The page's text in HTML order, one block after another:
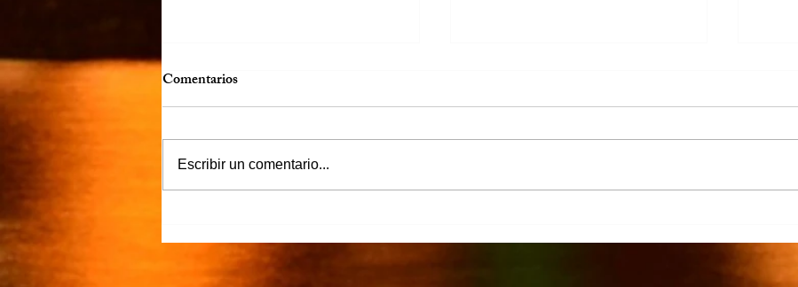
Víctor Murguía La Columna Más
Comentarios
Escribir un comentario...